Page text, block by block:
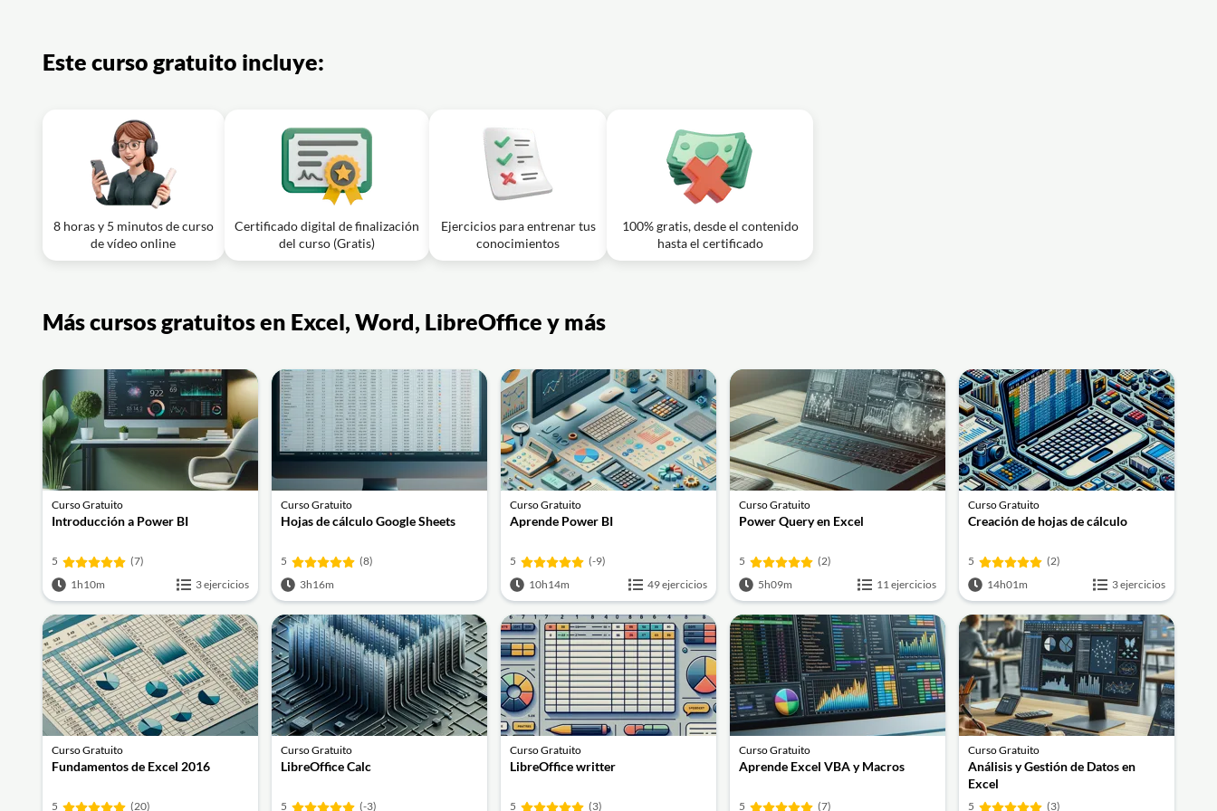
Este curso gratuito incluye:
8 horas y 5 minutos de curso
de vídeo online
Certificado digital de finalización
del curso (Gratis)
Ejercicios para entrenar tus
conocimientos
100% gratis, desde el contenido
hasta el certificado
Más cursos gratuitos en Excel, Word, LibreOffice y más
Curso Gratuito
Introducción a Power BI
5
(7)
1h10m
3 ejercicios
Curso Gratuito
Hojas de cálculo Google Sheets
5
(8)
3h16m
Curso Gratuito
Aprende Power BI
5
(-9)
10h14m
49 ejercicios
Curso Gratuito
Power Query en Excel
5
(2)
5h09m
11 ejercicios
Curso Gratuito
Creación de hojas de cálculo
5
(2)
14h01m
3 ejercicios
Curso Gratuito
Fundamentos de Excel 2016
5 (20)
Curso Gratuito
LibreOffice Calc
5 (-3)
Curso Gratuito
LibreOffice writter
5 (3)
Curso Gratuito
Aprende Excel VBA y Macros
5 (7)
Curso Gratuito
Análisis y Gestión de Datos en
Excel
5 (3)